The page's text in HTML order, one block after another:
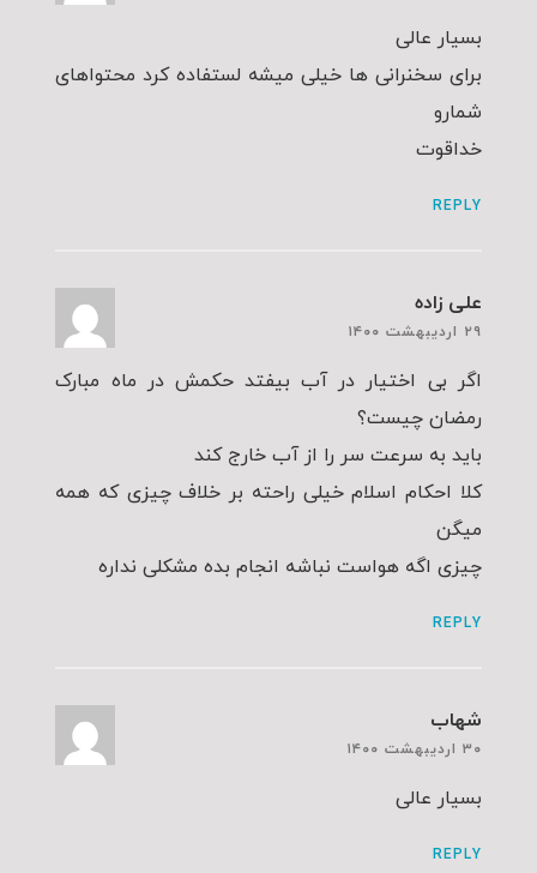
بسیار عالی
برای سخنرانی ها خیلی میشه لستفاده کرد محتواهای
شمارو
خداقوت
REPLY
علی زاده
۲۹ اردیبهشت ۱۴۰۰
اگر بی اختیار در آب بیفتد حکمش در ماه مبارک
رمضان چیست؟
باید به سرعت سر را از آب خارج كند
کلا احکام اسلام خیلی راحته بر خلاف چیزی که همه
میگن
چیزی اگه هواست نباشه انجام بده مشکلی نداره
REPLY
شهاب
۳۰ اردیبهشت ۱۴۰۰
بسیار عالی
REPLY